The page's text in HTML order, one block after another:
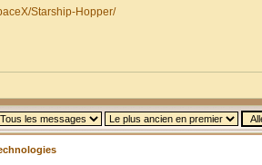
Starship-Hopper/